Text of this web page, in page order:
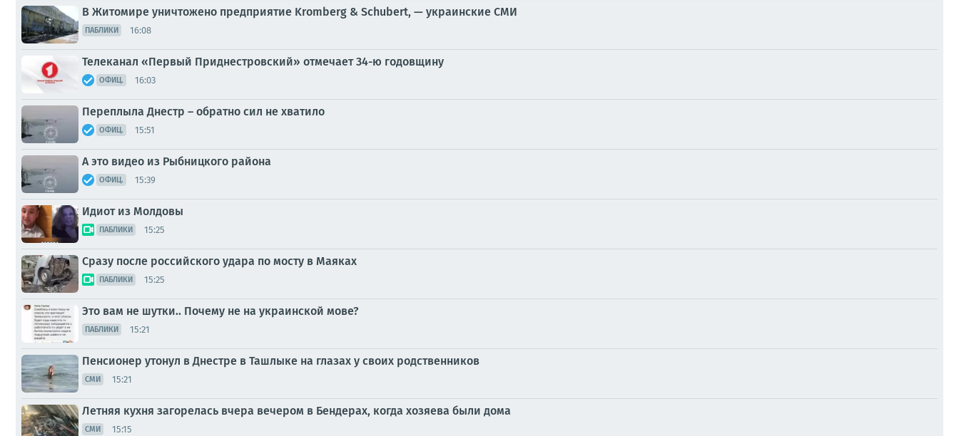
В Житомире уничтожено предприятие Kromberg & Schubert, — украинские СМИ
ПАБЛИКИ 16:08
Телеканал «Первый Приднестровский» отмечает 34-ю годовщину
ОФИЦ. 16:03
Переплыла Днестр – обратно сил не хватило
ОФИЦ. 15:51
А это видео из Рыбницкого района
ОФИЦ. 15:39
Идиот из Молдовы
ПАБЛИКИ 15:25
Сразу после российского удара по мосту в Маяках
ПАБЛИКИ 15:25
Это вам не шутки.. Почему не на украинской мове?
ПАБЛИКИ 15:21
Пенсионер утонул в Днестре в Ташлыке на глазах у своих родственников
СМИ 15:21
Летняя кухня загорелась вчера вечером в Бендерах, когда хозяева были дома
СМИ 15:15